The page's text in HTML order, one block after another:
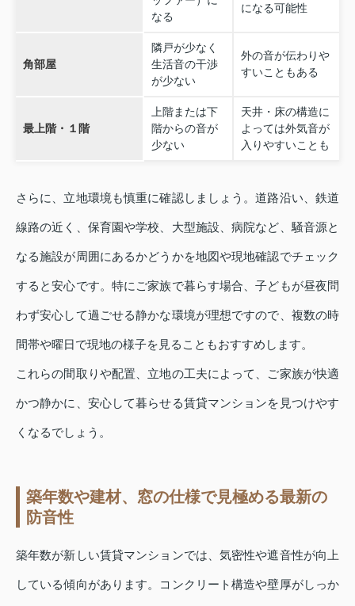
なる
になる可能性
角部屋
隣戸が少なく
生活音の干渉
が少ない
外の音が伝わりや
すいこともある
最上階・１階
上階または下
階からの音が
少ない
天井・床の構造に
よっては外気音が
入りやすいことも
さらに、立地環境も慎重に確認しましょう。道路沿い、鉄道
線路の近く、保育園や学校、大型施設、病院など、騒音源と
なる施設が周囲にあるかどうかを地図や現地確認でチェック
すると安心です。特にご家族で暮らす場合、子どもが昼夜問
わず安心して過ごせる静かな環境が理想ですので、複数の時
間帯や曜日で現地の様子を見ることもおすすめします。
これらの間取りや配置、立地の工夫によって、ご家族が快適
かつ静かに、安心して暮らせる賃貸マンションを見つけやす
くなるでしょう。
築年数や建材、窓の仕様で見極める最新の
防音性
築年数が新しい賃貸マンションでは、気密性や遮音性が向上
している傾向があります。コンクリート構造や壁厚がしっか